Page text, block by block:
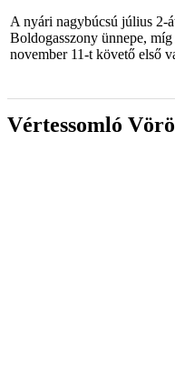
A nyári nagybúcsú július 2-
Boldogasszony ünnepe,
november 11-t követő első
Vértessomló